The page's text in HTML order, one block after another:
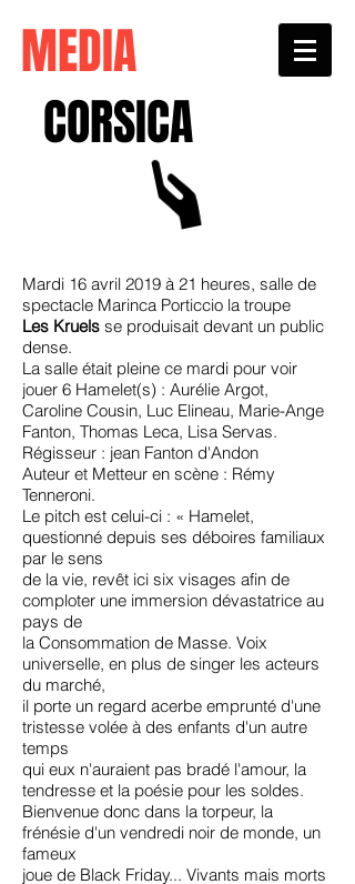
MEDIA
CORSICA
Mardi 16 avril 2019 à 21 heures, salle de
spectacle Marinca Porticcio la troupe
Les Kruels se produisait devant un public
dense.
La salle était pleine ce mardi pour voir
jouer 6 Hamelet(s) : Aurélie Argot,
Caroline Cousin, Luc Elineau, Marie-Ange
Fanton, Thomas Leca, Lisa Servas.
Régisseur : jean Fanton d'Andon
Auteur et Metteur en scène : Rémy
Tenneroni.
Le pitch est celui-ci : « Hamelet,
questionné depuis ses déboires familiaux
par le sens
de la vie, revêt ici six visages afin de
comploter une immersion dévastatrice au
pays de
la Consommation de Masse. Voix
universelle, en plus de singer les acteurs
du marché,
il porte un regard acerbe emprunté d'une
tristesse volée à des enfants d'un autre
temps
qui eux n'auraient pas bradé l'amour, la
tendresse et la poésie pour les soldes.
Bienvenue donc dans la torpeur, la
frénésie d'un vendredi noir de monde, un
fameux
joue de Black Friday... Vivants mais morts